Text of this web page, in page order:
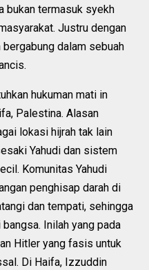
bukan termasuk syekh
Justru dengan
dalam sebuah
hukuman mati in
Palestina. Alasan
lokasi hijrah tak lain
Yahudi dan sistem
Komunitas Yahudi
penghisap darah di
dan tempati, sehingga
Inilah yang pada
Hitler yang fasis untuk
Di Haifa, Izzuddin